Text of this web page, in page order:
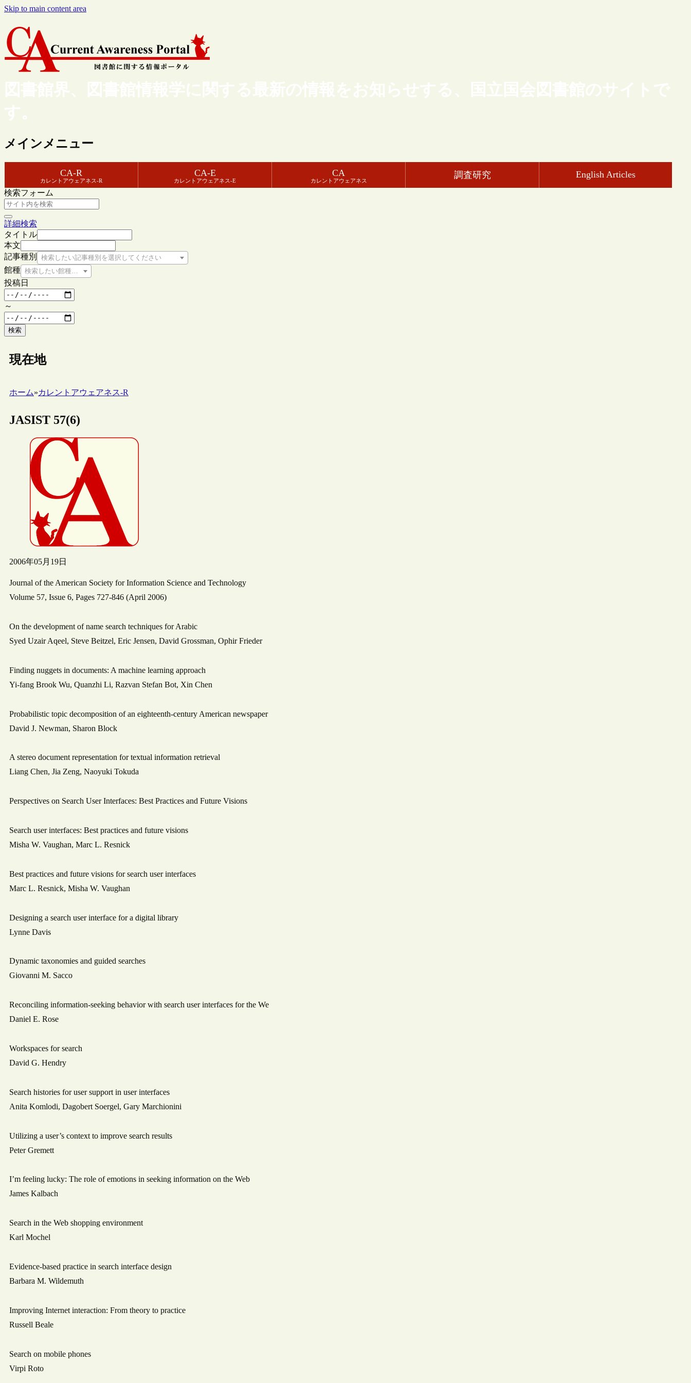
Skip to main content area
図書館界、図書館情報学に関する最新の情報をお知らせする、国立国会図書館のサイトで
す。
メインメニュー
CA-R
カレントアウェアネス-R
CA-E
カレントアウェアネス-E
CA
カレントアウェアネス
調査研究 English Articles
検索フォーム
詳細検索
タイトル
本文
記事種別
検索したい記事種別を選択してください
館種 検索したい館種を選択してください
投稿日
～
検索
現在地
ホーム»カレントアウェアネス-R
JASIST 57(6)
2006年05月19日
Journal of the American Society for Information Science and Technology
Volume 57, Issue 6, Pages 727-846 (April 2006)
On the development of name search techniques for Arabic
Syed Uzair Aqeel, Steve Beitzel, Eric Jensen, David Grossman, Ophir Frieder
Finding nuggets in documents: A machine learning approach
Yi-fang Brook Wu, Quanzhi Li, Razvan Stefan Bot, Xin Chen
Probabilistic topic decomposition of an eighteenth-century American newspaper
David J. Newman, Sharon Block
A stereo document representation for textual information retrieval
Liang Chen, Jia Zeng, Naoyuki Tokuda
Perspectives on Search User Interfaces: Best Practices and Future Visions
Search user interfaces: Best practices and future visions
Misha W. Vaughan, Marc L. Resnick
Best practices and future visions for search user interfaces
Marc L. Resnick, Misha W. Vaughan
Designing a search user interface for a digital library
Lynne Davis
Dynamic taxonomies and guided searches
Giovanni M. Sacco
Reconciling information-seeking behavior with search user interfaces for the We
Daniel E. Rose
Workspaces for search
David G. Hendry
Search histories for user support in user interfaces
Anita Komlodi, Dagobert Soergel, Gary Marchionini
Utilizing a user’s context to improve search results
Peter Gremett
I’m feeling lucky: The role of emotions in seeking information on the Web
James Kalbach
Search in the Web shopping environment
Karl Mochel
Evidence-based practice in search interface design
Barbara M. Wildemuth
Improving Internet interaction: From theory to practice
Russell Beale
Search on mobile phones
Virpi Roto